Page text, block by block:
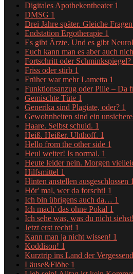
Digitales Apothekentheater 1
DMSG 1
Drei Jahre später. Gleiche
Endstation Ergotherapie 1
Es gibt Ärzte. Und es gibt
Euch kann man es aber auch
Fortschritt oder Schminkspiegel?
Friss oder stirb 1
Früher war mehr Lametta 1
Funktionsanzug oder Pille – Da
Gemischte Tüte 1
Generika sind Plagiate, oder? 1
Gewohnheiten sind ein
Haare. Selbst schuld. 1
Heiß. Heißer. Uhthoff. 1
Hello from the other side 1
Heul weiter! Is normal. 1
Heute leider nein. Morgen
Hilfsmittel 1
Hinten anstellen ausgeschlossen 1
Hör' mal, wer da forscht! 1
Ich bin übrigens auch da… 1
Ich mach' das ohne Pokal 1
Ich sehe was, was du nicht siehst!
Jetzt erst recht! 1
Kann man ja nicht wissen! 1
Koddison! 1
Kurztrip ins Land der
Läuse&Flöhe 1